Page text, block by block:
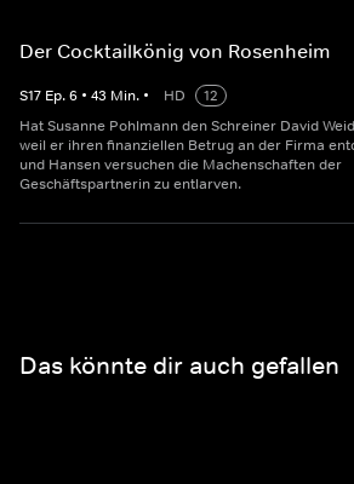
Der Cocktailkönig von Rosenheim
S17 Ep.6 • 43 Min. • HD
12
Hat Susanne Pohlmann den Schreiner David
weil er ihren finanziellen Betrug an der Firma
und Hansen versuchen die Machenschaften der
Geschäftspartnerin zu entlarven.
Das könnte dir auch gefallen